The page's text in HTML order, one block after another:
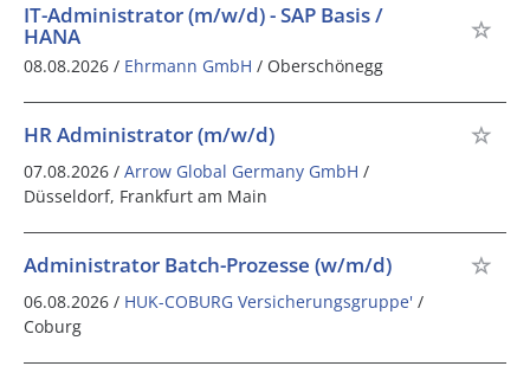
IT-Administrator (m/w/d) - SAP Basis /
HANA
08.08.2026 / Ehrmann GmbH / Oberschönegg
HR Administrator (m/w/d)
07.08.2026 / Arrow Global Germany GmbH /
Düsseldorf, Frankfurt am Main
Administrator Batch-Prozesse (w/m/d)
06.08.2026 / HUK-COBURG Versicherungsgruppe' /
Coburg